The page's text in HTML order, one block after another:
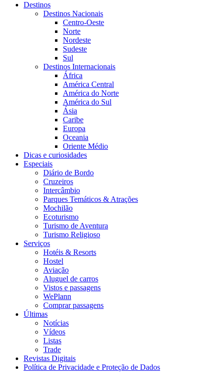
Destinos
Destinos Nacionais
Centro-Oeste
Norte
Nordeste
Sudeste
Sul
Destinos Internacionais
África
América Central
América do Norte
América do Sul
Ásia
Caribe
Europa
Oceania
Oriente Médio
Dicas e curiosidades
Especiais
Diário de Bordo
Cruzeiros
Intercâmbio
Parques Temáticos & Atrações
Mochilão
Ecoturismo
Turismo de Aventura
Turismo Religioso
Serviços
Hotéis & Resorts
Hostel
Aviação
Aluguel de carros
Vistos e passagens
WePlann
Comprar passagens
Últimas
Notícias
Vídeos
Listas
Trade
Revistas Digitais
Política de Privacidade e Proteção de Dados